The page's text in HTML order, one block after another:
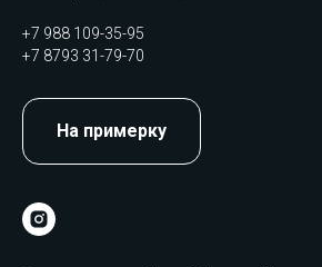
+7 988 109-35-95
+7 8793 31-79-70
На примерку